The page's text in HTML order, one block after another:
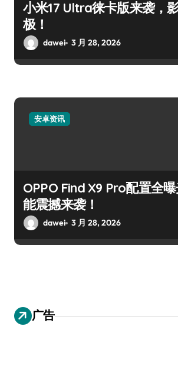
小米17 Ultra徕卡版来袭，
极！
dawei 3 月 28, 2026
安卓资讯
OPPO Find X9 Pro配置全
能震撼来袭！
dawei 3 月 28, 2026
广告